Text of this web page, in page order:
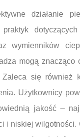
działanie
wymienników
mogą
się również
Użytkownicy
jakość –
i niskiej